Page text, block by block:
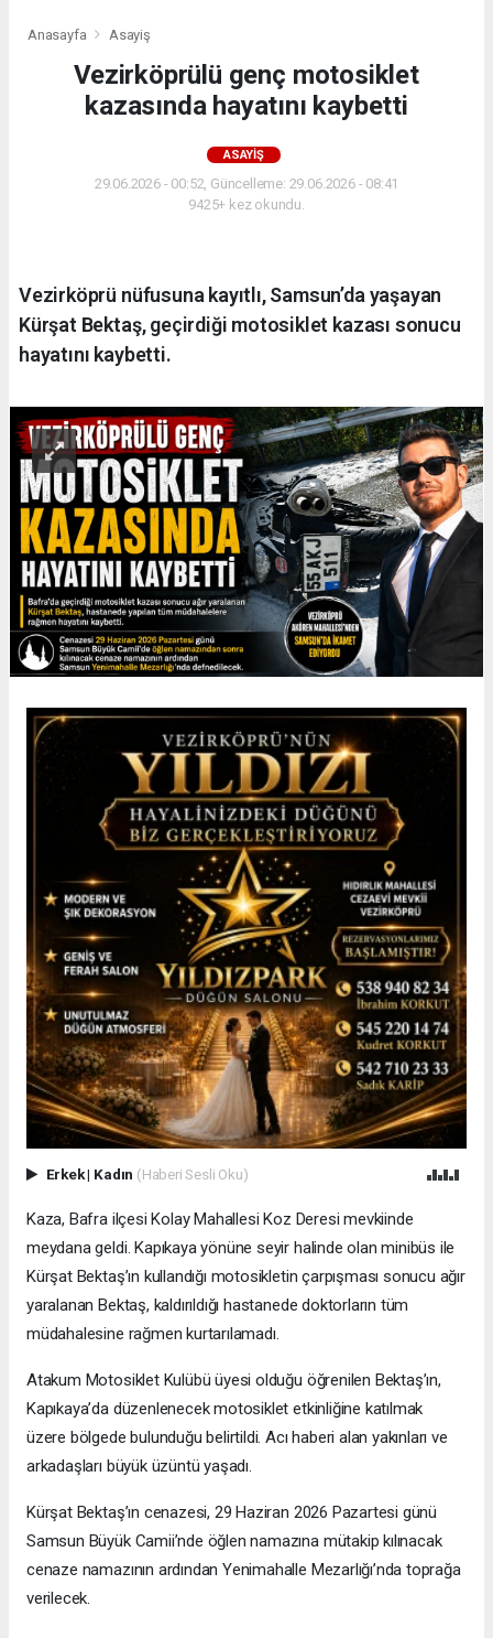
Anasayfa Asayiş
Vezirköprülü genç motosiklet
kazasında hayatını kaybetti
ASAYIŞ
29.06.2026 - 00:52, Güncelleme: 29.06.2026 - 08:41
9425+ kez okundu.
Vezirköprü nüfusuna kayıtlı, Samsun’da yaşayan
Kürşat Bektaş, geçirdiği motosiklet kazası sonucu
hayatını kaybetti.
Erkek| Kadın (Haberi Sesli Oku)
Kaza, Bafra ilçesi Kolay Mahallesi Koz Deresi mevkiinde
meydana geldi. Kapıkaya yönüne seyir halinde olan minibüs ile
Kürşat Bektaş’ın kullandığı motosikletin çarpışması sonucu ağır
yaralanan Bektaş, kaldırıldığı hastanede doktorların tüm
müdahalesine rağmen kurtarılamadı.
Atakum Motosiklet Kulübü üyesi olduğu öğrenilen Bektaş’ın,
Kapıkaya’da düzenlenecek motosiklet etkinliğine katılmak
üzere bölgede bulunduğu belirtildi. Acı haberi alan yakınları ve
arkadaşları büyük üzüntü yaşadı.
Kürşat Bektaş’ın cenazesi, 29 Haziran 2026 Pazartesi günü
Samsun Büyük Camii’nde öğlen namazına mütakip kılınacak
cenaze namazının ardından Yenimahalle Mezarlığı’nda toprağa
verilecek.